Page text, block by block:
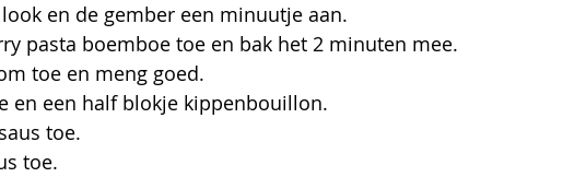
en de gember een minuutje aan.
pasta boemboe toe en bak het 2 minuten mee.
toe en meng goed.
en een half blokje kippenbouillon.
toe.
toe.